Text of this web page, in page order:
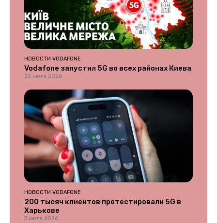
НОВОСТИ VODAFONE
Vodafone запустил 5G во всех районах Киева
22 июля 2026
НОВОСТИ VODAFONE
200 тысяч клиентов протестировали 5G в
Харькове
3 июля 2026